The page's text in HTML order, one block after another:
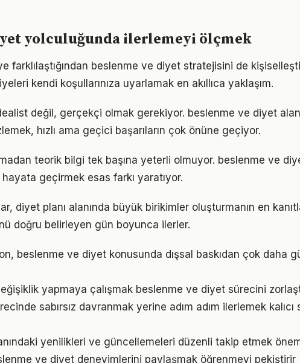
yolculuğunda ilerlemeyi ölçmek
farklılaştığından beslenme ve diyet stratejisini de
kendi koşullarınıza uyarlamak en akıllıca yaklaşım.
değil, gerçekçi olmak gerekiyor. beslenme ve diyet
hızlı ama geçici başarıların çok önüne geçiyor.
teorik bilgi tek başına yeterli olmuyor. beslenme ve
geçirmek esas farkı yaratıyor.
diyet planı alanında büyük birikimler oluşturmanın en
doğru belirleyen gün boyunca ilerler.
beslenme ve diyet konusunda dışsal baskıdan çok daha
yapmaya çalışmak beslenme ve diyet sürecini
sabırsız davranmak yerine adım adım ilerlemek kalıcı
yenilikleri ve güncellemeleri düzenli takip etmek
ve diyet deneyimlerini paylaşmak öğrenmeyi pekiştirir